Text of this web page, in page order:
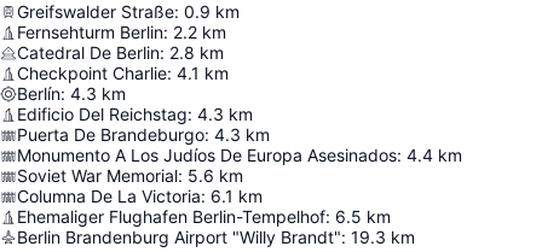
Greifswalder Straße: 0.9 km
Fernsehturm Berlin: 2.2 km
Catedral De Berlin: 2.8 km
Checkpoint Charlie: 4.1 km
Berlín: 4.3 km
Edificio Del Reichstag: 4.3 km
Puerta De Brandeburgo: 4.3 km
Monumento A Los Judíos De Europa Asesinados: 4.4 km
Soviet War Memorial: 5.6 km
Columna De La Victoria: 6.1 km
Ehemaliger Flughafen Berlin-Tempelhof: 6.5 km
Berlin Brandenburg Airport "Willy Brandt": 19.3 km